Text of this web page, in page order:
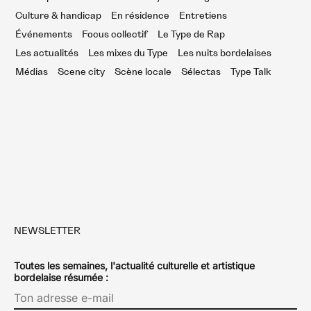
Culture & handicap
En résidence
Entretiens
Événements
Focus collectif
Le Type de Rap
Les actualités
Les mixes du Type
Les nuits bordelaises
Médias
Scene city Scène locale Sélectas Type Talk
NEWSLETTER
Toutes les semaines, l'actualité culturelle et artistique
bordelaise résumée :